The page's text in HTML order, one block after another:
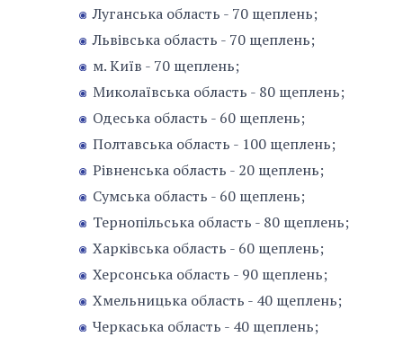
Луганська область - 70 щеплень;
Львівська область - 70 щеплень;
м. Київ - 70 щеплень;
Миколаївська область - 80 щеплень;
Одеська область - 60 щеплень;
Полтавська область - 100 щеплень;
Рівненська область - 20 щеплень;
Сумська область - 60 щеплень;
Тернопільська область - 80 щеплень;
Харківська область - 60 щеплень;
Херсонська область - 90 щеплень;
Хмельницька область - 40 щеплень;
Черкаська область - 40 щеплень;